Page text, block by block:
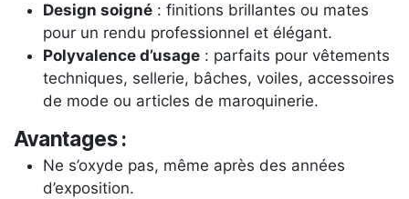
Design soigné : finitions brillantes ou mates
pour un rendu professionnel et élégant.
Polyvalence d’usage : parfaits pour vêtements
techniques, sellerie, bâches, voiles, accessoires
de mode ou articles de maroquinerie.
Avantages :
Ne s’oxyde pas, même après des années
d’exposition.